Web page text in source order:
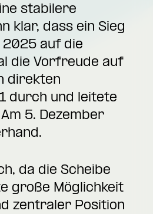
stabilere
klar, dass ein Sieg
auf die
die Vorfreude auf
direkten
durch und leitete
5. Dezember
da die Scheibe
große Möglichkeit
zentraler Position